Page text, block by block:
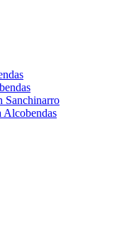
Sanchinarro
Alcobendas